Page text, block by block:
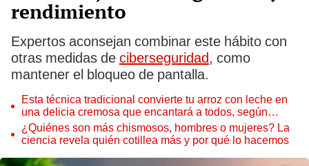
rendimiento
Expertos aconsejan combinar este hábito con
otras medidas de ciberseguridad, como
mantener el bloqueo de pantalla.
Esta técnica tradicional convierte tu arroz con leche en
una delicia cremosa que encantará a todos, según
expertos
¿Quiénes son más chismosos, hombres o mujeres? La
ciencia revela quién cotillea más y por qué lo hacemos